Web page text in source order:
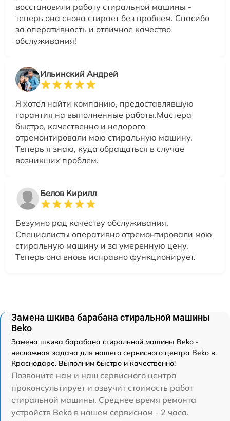
восстановили работу стиральной машины -
теперь она снова стирает без проблем. Спасибо
за оперативность и отличное качество
обслуживания!
Ильинский Андрей
Я хотел найти компанию, предоставлявшую
гарантия на выполненные работы.Мастера
быстро, качественно и недорого
отремонтировали мою стиральную машину.
Теперь я знаю, куда обращаться в случае
возникших проблем.
Белов Кирилл
Безумно рад качеству обслуживания.
Специалисты оперативно отремонтировали мою
стиральную машину и за умеренную цену.
Теперь она вновь исправно функционирует.
Замена шкива барабана стиральной машины
Beko
Замена шкива барабана стиральной машины Beko -
несложная задача для нашего сервисного центра Beko в
Краснодаре. Выполним быстро и качественно!
Позвоните нам и наш сервисного центра
проконсультирует и озвучит стоимость работ
стиральной машины. Среднее время ремонта
устройств Beko в нашем сервисном - 2 часа.